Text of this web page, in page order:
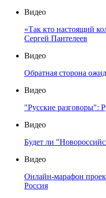
Видео
«Так кто настоящий
Сергей Пантелеев
Видео
Обратная сторона
Видео
"Русские разговоры":
Видео
Будет ли
Видео
Онлайн-марафон
Россия